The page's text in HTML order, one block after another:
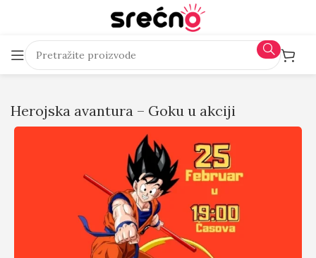
Herojska avantura – Goku u akciji